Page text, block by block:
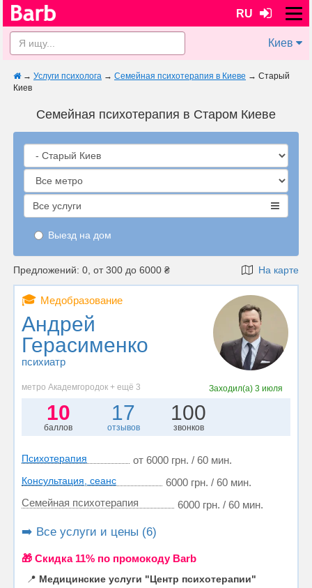
RU
Киев
→ Услуги психолога → Семейная психотерапия в Киеве → Старый
Киев
Семейная психотерапия в Старом Киеве
Все услуги
Выезд на дом
Предложений: 0, от 300 до 6000 ₴ На карте
🎓 Медобразование
Андрей
Герасименко
психиатр
метро Академгородок + ещё 3 Заходил(а) 3 июля
10
баллов
17
отзывов
100
звонков
Психотерапия от 6000 грн. / 60 мин.
Консультация, сеанс
6000 грн. / 60 мин.
Семейная психотерапия
6000 грн. / 60 мин.
➡️ Все услуги и цены (6)
🎁 Cкидка 11% по промокоду Barb
📍 Медицинские услуги "Центр психотерапии"